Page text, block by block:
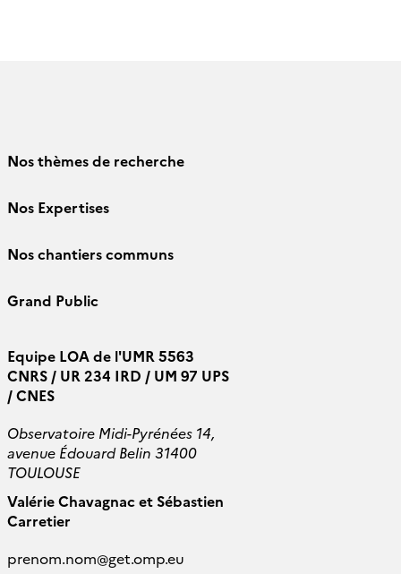
Nos thèmes de recherche
Nos Expertises
Nos chantiers communs
Grand Public
Equipe LOA de l'UMR 5563
CNRS / UR 234 IRD / UM 97 UPS
/ CNES
Observatoire Midi-Pyrénées 14,
avenue Édouard Belin 31400
TOULOUSE
Valérie Chavagnac et Sébastien
Carretier
prenom.nom@get.omp.eu